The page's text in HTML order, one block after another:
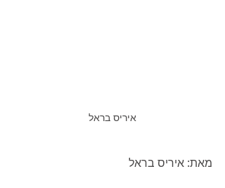
איריס בראל
מאת: איריס בראל